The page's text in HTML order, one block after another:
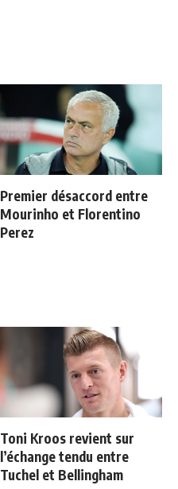
Premier désaccord entre
Mourinho et Florentino
Perez
Toni Kroos revient sur
l’échange tendu entre
Tuchel et Bellingham